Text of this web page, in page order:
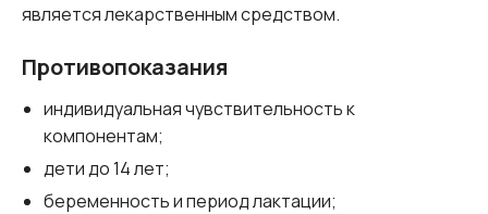
является лекарственным средством.
Противопоказания
индивидуальная чувствительность к
компонентам;
дети до 14 лет;
беременность и период лактации;